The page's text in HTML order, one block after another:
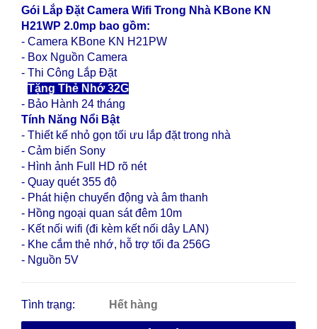
Gói Lắp Đặt Camera Wifi Trong Nhà KBone KN
H21WP 2.0mp bao gồm:
- Camera KBone KN H21PW
- Box Nguồn Camera
- Thi Công Lắp Đặt
Tặng Thẻ Nhớ 32G
- Bảo Hành 24 tháng
Tính Năng Nổi Bật
- Thiết kế nhỏ gọn tối ưu lắp đặt trong nhà
- Cảm biến Sony
- Hình ảnh Full HD rõ nét
- Quay quét 355 độ
- Phát hiện chuyển động và âm thanh
- Hồng ngoại quan sát đêm 10m
- Kết nối wifi (đi kèm kết nối dây LAN)
- Khe cắm thẻ nhớ, hỗ trợ tối đa 256G
- Nguồn 5V
Tình trạng: Hết hàng